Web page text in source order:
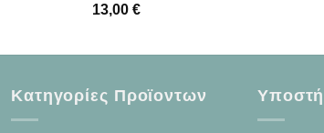
13,00€
Κατηγορίες Προϊοντων